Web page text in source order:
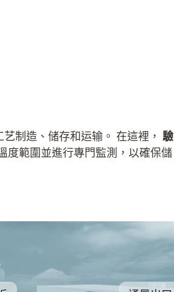
制造、储存和运输。 在這裡， 驗
度範圍並進行專門監測，以確保儲